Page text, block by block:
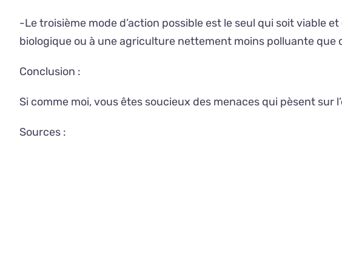
-Le troisième mode d’action possible est le seul qui soit viable
biologique ou à une agriculture nettement moins polluante que
Conclusion :
Si comme moi, vous êtes soucieux des menaces qui pèsent sur
Sources :